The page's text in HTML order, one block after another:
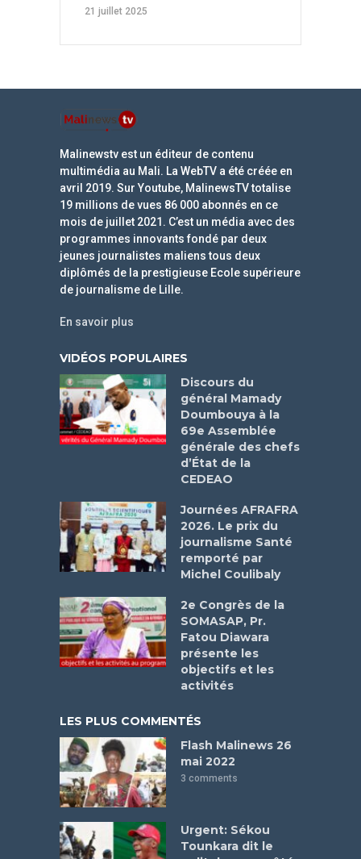
21 juillet 2025
Malinewstv est un éditeur de contenu
multimédia au Mali. La WebTV a été créée en
avril 2019. Sur Youtube, MalinewsTV totalise
19 millions de vues 86 000 abonnés en ce
mois de juillet 2021. C’est un média avec des
programmes innovants fondé par deux
jeunes journalistes maliens tous deux
diplômés de la prestigieuse Ecole supérieure
de journalisme de Lille.
En savoir plus
VIDÉOS POPULAIRES
Discours du
général Mamady
Doumbouya à la
69e Assemblée
générale des chefs
d’État de la
CEDEAO
Journées AFRAFRA
2026. Le prix du
journalisme Santé
remporté par
Michel Coulibaly
2e Congrès de la
SOMASAP, Pr.
Fatou Diawara
présente les
objectifs et les
activités
LES PLUS COMMENTÉS
Flash Malinews 26
mai 2022
3 comments
Urgent: Sékou
Tounkara dit le